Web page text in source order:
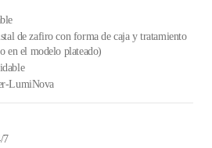
de zafiro con forma de caja y tratamiento
en el modelo plateado)
LumiNova
7